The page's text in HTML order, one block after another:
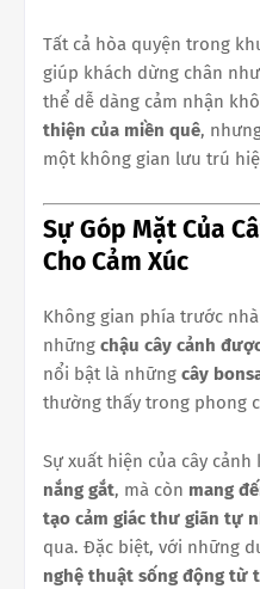
Tất cả hòa quyện trong
giúp khách dừng chân
thể dễ dàng cảm nhận
thiện của miền quê,
một không gian lưu trú
Sự Góp Mặt Của
Cho Cảm Xúc
Không gian phía trước
những chậu cây cảnh
nổi bật là những cây
thường thấy trong phong
Sự xuất hiện của cây
nắng gắt, mà còn mang
tạo cảm giác thư giãn tự
qua. Đặc biệt, với những
nghệ thuật sống động từ